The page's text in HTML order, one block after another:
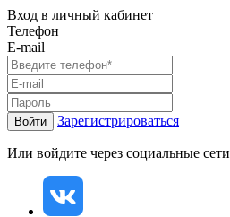
Вход в личный кабинет
Телефон
E-mail
Войти Зарегистрироваться
Или войдите через социальные сети